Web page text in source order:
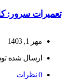
تعمیرات سرور:
مهر 1, 1403
ارسال شده
0 نظرات